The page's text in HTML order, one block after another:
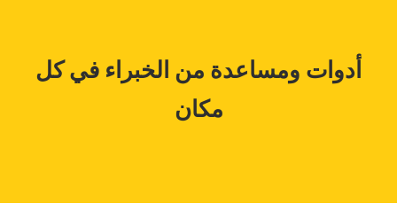
أدوات ومساعدة من الخبراء في كل
مكان